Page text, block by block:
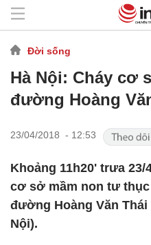
Đời sống
Hà Nội: Cháy cơ
đường Hoàng
23/04/2018 - 12:53
Khoảng 11h20' trưa 23/
cơ sở mầm non tư
đường Hoàng Văn Thái
Nội).